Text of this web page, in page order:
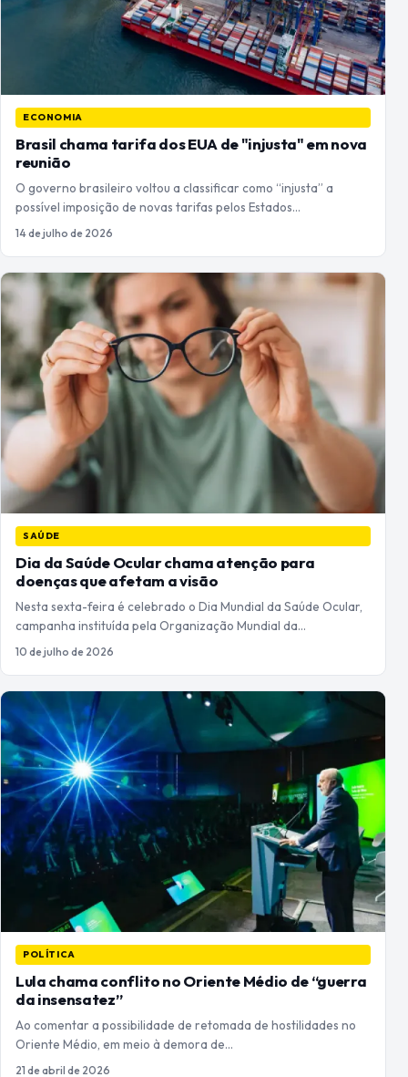
ECONOMIA
Brasil chama tarifa dos EUA de "injusta" em nova
reunião
O governo brasileiro voltou a classificar como “injusta” a
possível imposição de novas tarifas pelos Estados…
14 de julho de 2026
SAÚDE
Dia da Saúde Ocular chama atenção para
doenças que afetam a visão
Nesta sexta-feira é celebrado o Dia Mundial da Saúde Ocular,
campanha instituída pela Organização Mundial da…
10 de julho de 2026
POLÍTICA
Lula chama conflito no Oriente Médio de “guerra
da insensatez”
Ao comentar a possibilidade de retomada de hostilidades no
Oriente Médio, em meio à demora de…
21 de abril de 2026